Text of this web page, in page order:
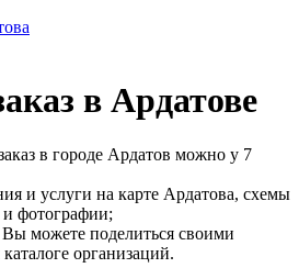
в Ардатове
в городе Ардатов можно у 7
и услуги на карте Ардатова, схемы
и фотографии;
можете поделиться своими
организаций.